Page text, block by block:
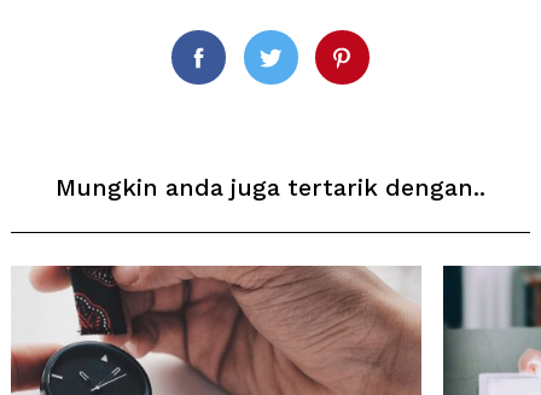
FacebookTwitterPinterest
Mungkin anda juga tertarik dengan..